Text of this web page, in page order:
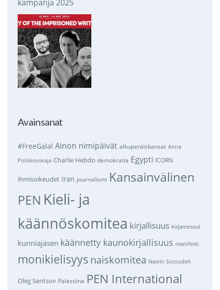
kampanja 2025
Avainsanat
#FreeGalal Ainon nimipäivät alkuperäiskansat Anna
Politkovskaja Charlie Hebdo demokratia Egypti ICORN
ihmisoikeudet Iran journalismi Kansainvälinen
PEN Kieli- ja
käännöskomitea kirjallisuus kirjamessut
kunniajäsen käännetty kaunokirjallisuus manifesti
monikielisyys naiskomitea Nasrin Sotoudeh
Oleg Sentsov Palestiina PEN International